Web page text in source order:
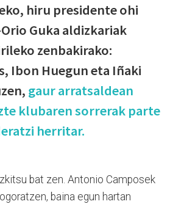
hiru presidente ohi
Guka aldizkariak
zenbakirako:
Ibon Huegun eta Iñaki
gaur arratsaldean
klubaren sorrerak parte
herritar.
bat zen. Antonio Camposek
baina egun hartan